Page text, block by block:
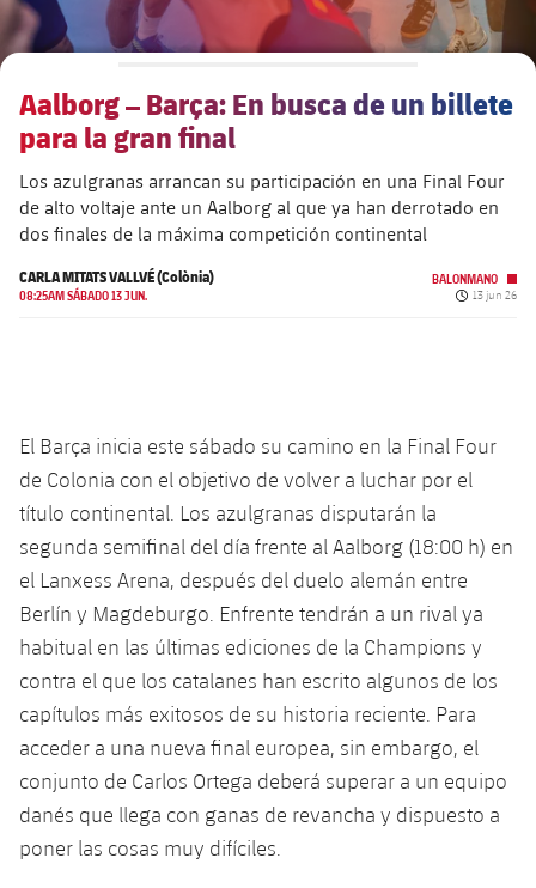
Estructura ejecutiva
chevron-right
label.aria.chevronright
Órganos
chevron-right
label.aria.chevronright
Documents
chevron-right
label.aria.chevronright
Comisiones y órganos
chevron-right
label.aria.chevronright
Barça Academy
Más que un club
Masia 360
La Masia
plusicon
más
Década a década
Jugadores de leyenda
Entrenadores
plusicon
más
Instalaciones
Spotify Camp Nou
Palau Blaugrana
Estadi Johan Cruyff
Ciutat Esportiva
plusicon
más
Servicios
plusicon
más
Aalborg – Barça: En busca de un billete
para la gran final
Los azulgranas arrancan su participación en una Final Four
de alto voltaje ante un Aalborg al que ya han derrotado en
dos finales de la máxima competición continental
CARLA MITATS VALLVÉ (Colònia)
08:25AM SÁBADO 13 JUN.
BALONMANO
Fecha de
13 jun 26
El Barça inicia este sábado su camino en la Final Four
de Colonia con el objetivo de volver a luchar por el
título continental. Los azulgranas disputarán la
segunda semifinal del día frente al Aalborg (18:00 h) en
el Lanxess Arena, después del duelo alemán entre
Berlín y Magdeburgo. Enfrente tendrán a un rival ya
habitual en las últimas ediciones de la Champions y
contra el que los catalanes han escrito algunos de los
capítulos más exitosos de su historia reciente. Para
acceder a una nueva final europea, sin embargo, el
conjunto de Carlos Ortega deberá superar a un equipo
danés que llega con ganas de revancha y dispuesto a
poner las cosas muy difíciles.